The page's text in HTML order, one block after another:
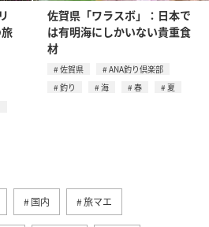
佐賀県「ワラスボ」：日本で
は有明海にしかいない貴重食
材
佐賀県
ANA釣り倶楽部
釣り
海 春 夏
国内 旅マエ